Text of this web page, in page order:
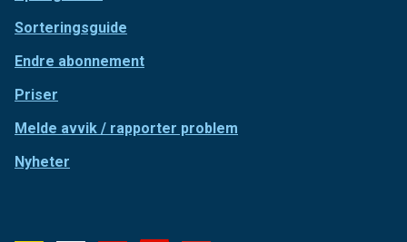
Sorteringsguide
Endre abonnement
Priser
Melde avvik / rapporter problem
Nyheter